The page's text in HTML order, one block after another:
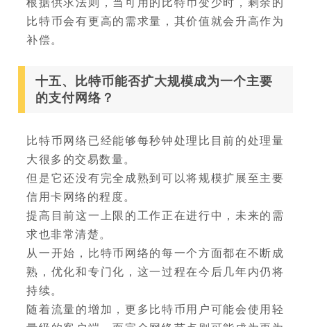
比特币会有更高的需求量，其价值就会升高作为
补偿。
十五、比特币能否扩大规模成为一个主要
的支付网络？
比特币网络已经能够每秒钟处理比目前的处理量
大很多的交易数量。
但是它还没有完全成熟到可以将规模扩展至主要
信用卡网络的程度。
提高目前这一上限的工作正在进行中，未来的需
求也非常清楚。
从一开始，比特币网络的每一个方面都在不断成
熟，优化和专门化，这一过程在今后几年内仍将
持续。
随着流量的增加，更多比特币用户可能会使用轻